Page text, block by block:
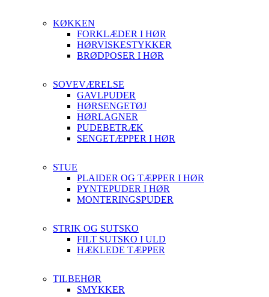
KØKKEN
FORKLÆDER I HØR
HØRVISKESTYKKER
BRØDPOSER I HØR
SOVEVÆRELSE
GAVLPUDER
HØRSENGETØJ
HØRLAGNER
PUDEBETRÆK
SENGETÆPPER I HØR
STUE
PLAIDER OG TÆPPER I HØR
PYNTEPUDER I HØR
MONTERINGSPUDER
STRIK OG SUTSKO
FILT SUTSKO I ULD
HÆKLEDE TÆPPER
TILBEHØR
SMYKKER